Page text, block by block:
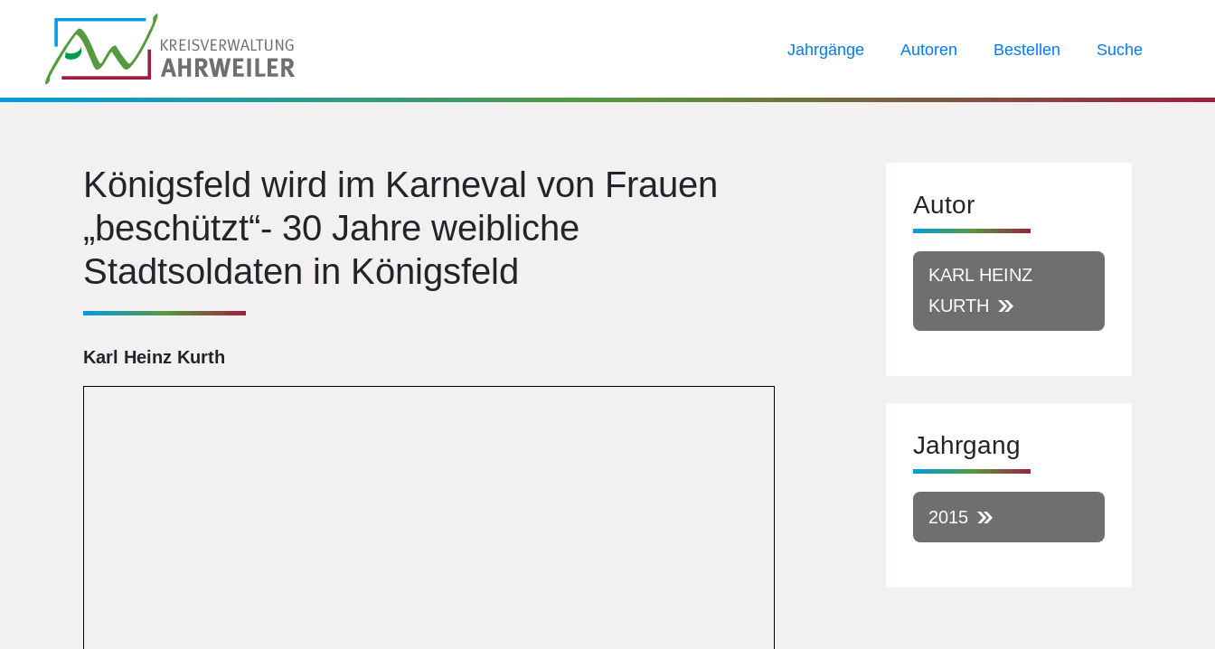
Jahrgänge Autoren Bestellen Suche
Königsfeld wird im Karneval von Frauen
„beschützt“- 30 Jahre weibliche
Stadtsoldaten in Königsfeld
Karl Heinz Kurth
Autor
KARL HEINZ
KURTH
Jahrgang
2015